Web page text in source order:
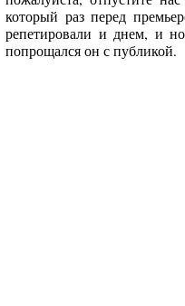
который раз перед
репетировали и днем, и
попрощался он с публикой.